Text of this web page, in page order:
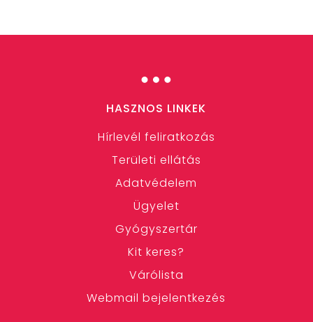
…
HASZNOS LINKEK
Hírlevél feliratkozás
Területi ellátás
Adatvédelem
Ügyelet
Gyógyszertár
Kit keres?
Várólista
Webmail bejelentkezés